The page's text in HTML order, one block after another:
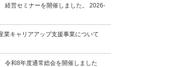
営セミナーを開催しました。
2026-
業キャリアアップ支援事業について
和8年度通常総会を開催しました